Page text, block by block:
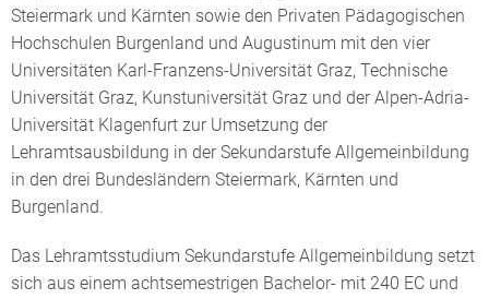
Steiermark und Kärnten sowie den Privaten Pädagogischen
Hochschulen Burgenland und Augustinum mit den vier
Universitäten Karl-Franzens-Universität Graz, Technische
Universität Graz, Kunstuniversität Graz und der Alpen-Adria-
Universität Klagenfurt zur Umsetzung der
Lehramtsausbildung in der Sekundarstufe Allgemeinbildung
in den drei Bundesländern Steiermark, Kärnten und
Burgenland.
Das Lehramtsstudium Sekundarstufe Allgemeinbildung setzt
sich aus einem achtsemestrigen Bachelor- mit 240 EC und